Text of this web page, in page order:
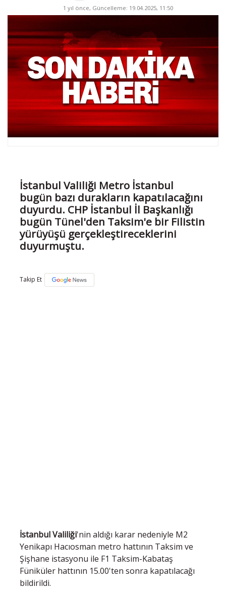
1 yıl önce, Güncelleme: 19.04.2025, 11:50
İstanbul Valiliği Metro İstanbul
bugün bazı durakların kapatılacağını
duyurdu. CHP İstanbul İl Başkanlığı
bugün Tünel'den Taksim'e bir Filistin
yürüyüşü gerçekleştireceklerini
duyurmuştu.
Takip Et
İstanbul Valiliği'nin aldığı karar nedeniyle M2
Yenikapı Hacıosman metro hattının Taksim ve
Şişhane istasyonu ile ⁠F1 Taksim-Kabataş
Füniküler hattının 15.00'ten sonra kapatılacağı
bildirildi.